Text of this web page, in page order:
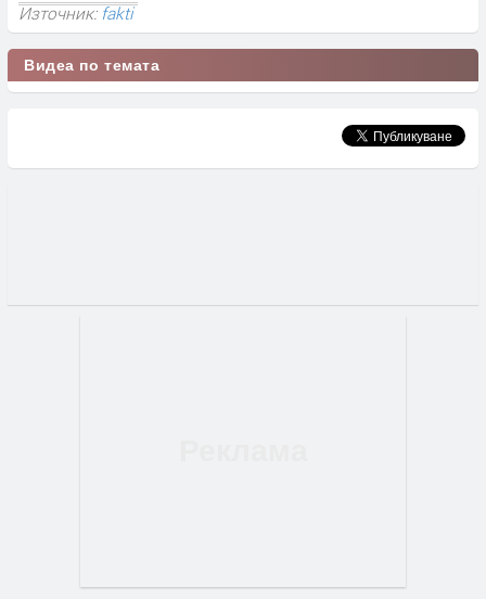
Източник:fakti
Видеа по темата